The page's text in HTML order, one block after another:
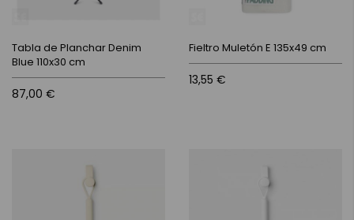
Tabla de Planchar Denim
Blue 110x30 cm
87,00 €
Fieltro Muletón E 135x49 cm
13,55 €